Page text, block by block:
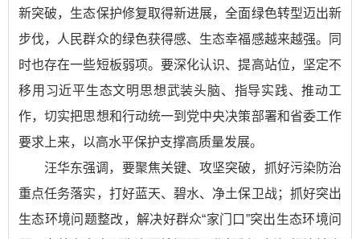
新突破，生态保护修复取得新进展，全面绿色转型迈出新
步伐，人民群众的绿色获得感、生态幸福感越来越强。同
时也存在一些短板弱项。要深化认识、提高站位，坚定不
移用习近平生态文明思想武装头脑、指导实践、推动工
作，切实把思想和行动统一到党中央决策部署和省委工作
要求上来，以高水平保护支撑高质量发展。
汪华东强调，要聚焦关键、攻坚突破，抓好污染防治
重点任务落实，打好蓝天、碧水、净土保卫战；抓好突出
生态环境问题整改，解决好群众“家门口”突出生态环境问